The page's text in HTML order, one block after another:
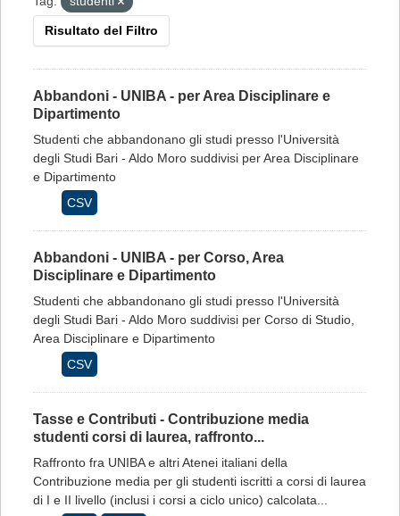
Risultato del Filtro
Abbandoni - UNIBA - per Area Disciplinare e
Dipartimento
Studenti che abbandonano gli studi presso l'Università
degli Studi Bari - Aldo Moro suddivisi per Area Disciplinare
e Dipartimento
CSV
Abbandoni - UNIBA - per Corso, Area
Disciplinare e Dipartimento
Studenti che abbandonano gli studi presso l'Università
degli Studi Bari - Aldo Moro suddivisi per Corso di Studio,
Area Disciplinare e Dipartimento
CSV
Tasse e Contributi - Contribuzione media
studenti corsi di laurea, raffronto...
Raffronto fra UNIBA e altri Atenei italiani della
Contribuzione media per gli studenti iscritti a corsi di laurea
di I e II livello (inclusi i corsi a ciclo unico) calcolata...